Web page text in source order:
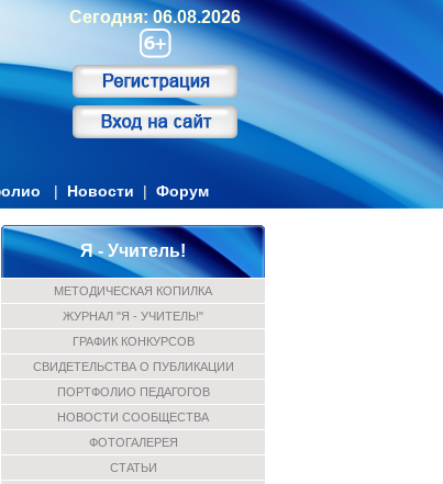
Сегодня: 06.08.2026
| Новости | Форум
Я - Учитель!
МЕТОДИЧЕСКАЯ КОПИЛКА
ЖУРНАЛ "Я - УЧИТЕЛЬ!"
ГРАФИК КОНКУРСОВ
СВИДЕТЕЛЬСТВА О ПУБЛИКАЦИИ
ПОРТФОЛИО ПЕДАГОГОВ
НОВОСТИ СООБЩЕСТВА
ФОТОГАЛЕРЕЯ
СТАТЬИ